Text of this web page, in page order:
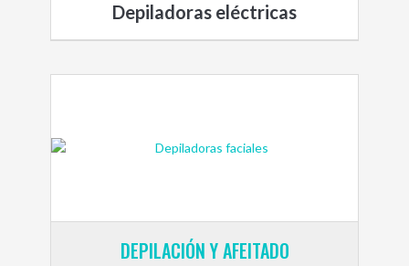
Depiladoras eléctricas
DEPILACIÓN Y AFEITADO